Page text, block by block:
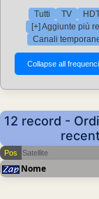
Tutti TV
[+] Aggiunte più
Canali
12 record -
Pos Satellite
Nome